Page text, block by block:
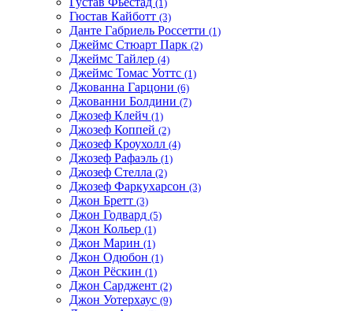
(1)
Гюстав Кайботт (3)
Данте Габриель Россетти (1)
Джеймс Стюарт Парк (2)
Джеймс Тайлер (4)
Джеймс Томас Уоттс (1)
Джованна Гарцони (6)
Джованни Болдини (7)
Джозеф Клейч (1)
Джозеф Коппей (2)
Джозеф Кроухолл (4)
Джозеф Рафаэль (1)
Джозеф Стелла (2)
Джозеф Фаркухарсон (3)
Джон Бретт (3)
Джон Годвард (5)
Джон Кольер (1)
Джон Марин (1)
Джон Одюбон (1)
Джон Рёскин (1)
Джон Сарджент (2)
Джон Уотерхаус (9)